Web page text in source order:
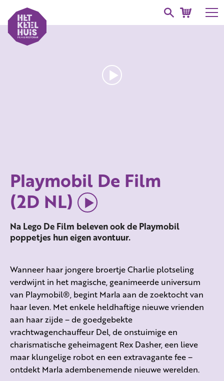
Playmobil De Film
(2D NL)
Na Lego De Film beleven ook de Playmobil
poppetjes hun eigen avontuur.
Wanneer haar jongere broertje Charlie plotseling
verdwijnt in het magische, geanimeerde universum
van Playmobil®, begint Marla aan de zoektocht van
haar leven. Met enkele heldhaftige nieuwe vrienden
aan haar zijde – de goedgebekte
vrachtwagenchauffeur Del, de onstuimige en
charismatische geheimagent Rex Dasher, een lieve
maar klungelige robot en een extravagante fee –
ontdekt Marla adembenemende nieuwe werelden.